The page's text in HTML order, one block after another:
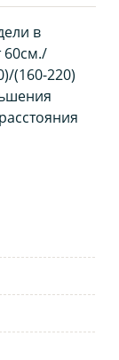
в
60см./
(160-220)